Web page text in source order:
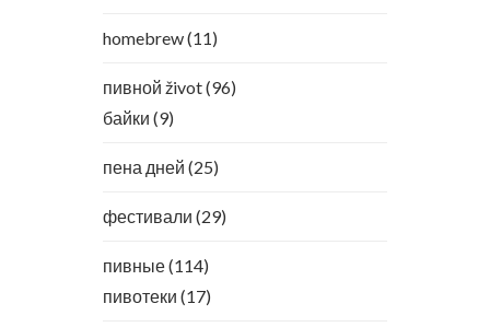
homebrew(11)
пивной život(96)
байки (9)
пена дней (25)
фестивали (29)
пивные(114)
пивотеки (17)